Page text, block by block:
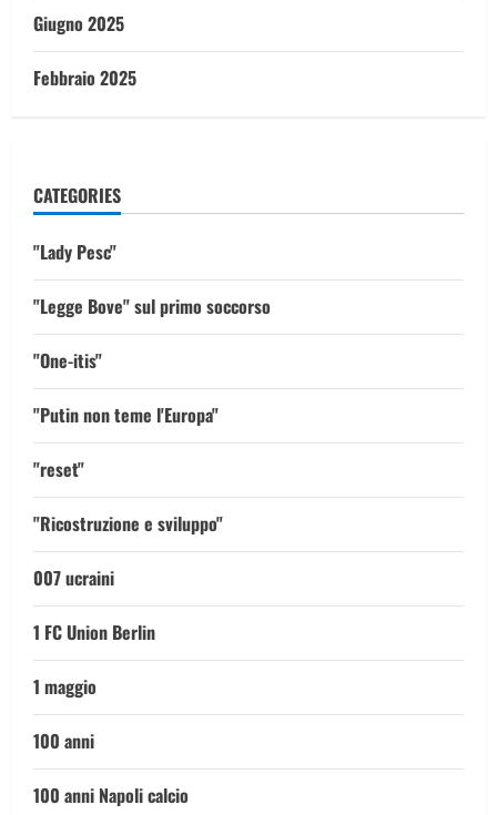
Giugno 2025
Febbraio 2025
CATEGORIES
"Lady Pesc"
"Legge Bove" sul primo soccorso
"One-itis"
"Putin non teme l'Europa"
"reset"
"Ricostruzione e sviluppo"
007 ucraini
1 FC Union Berlin
1 maggio
100 anni
100 anni Napoli calcio